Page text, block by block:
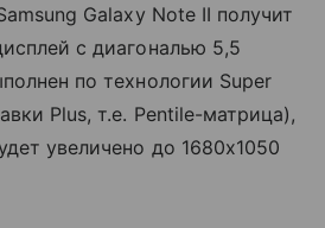
Galaxy Note II получит
с диагональю 5,5
по технологии Super
Plus, т.е. Pentile-матрица),
увеличено до 1680х1050